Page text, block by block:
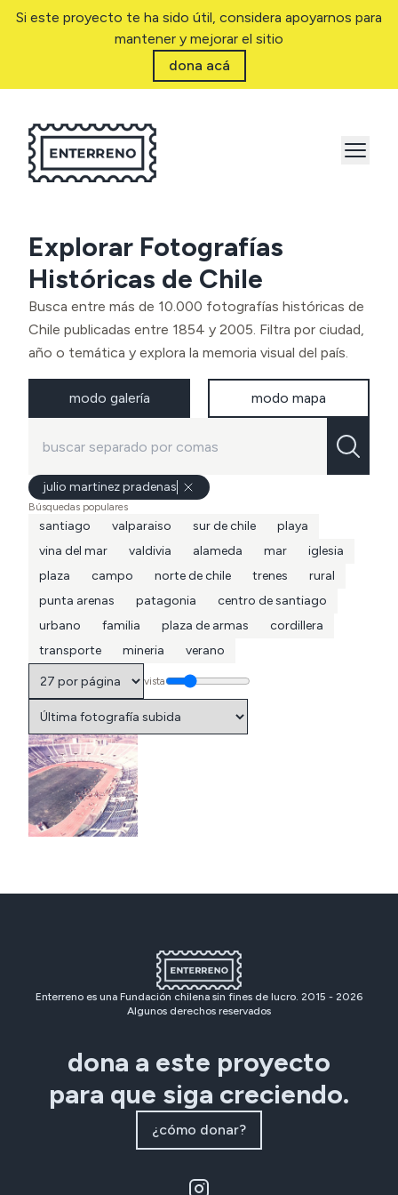
Si este proyecto te ha sido útil, considera apoyarnos para
mantener y mejorar el sitio
dona acá
Explorar Fotografías
Históricas de Chile
Busca entre más de 10.000 fotografías históricas de
Chile publicadas entre 1854 y 2005. Filtra por ciudad,
año o temática y explora la memoria visual del país.
modo galería modo mapa
julio martinez pradenas
Búsquedas populares
santiago valparaiso sur de chile
playa
vina del mar
valdivia alameda mar
iglesia
plaza
campo norte de chile trenes
rural
punta arenas
patagonia
centro de santiago
urbano
familia plaza de armas
cordillera
transporte
mineria verano
vista
Enterreno es una Fundación chilena sin fines de lucro. 2015 - 2026
Algunos derechos reservados
dona a este proyecto
para que siga creciendo.
¿cómo donar?